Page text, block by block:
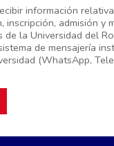
información
inscripción, admisión y
de la Universidad del
de mensajería
(WhatsApp,